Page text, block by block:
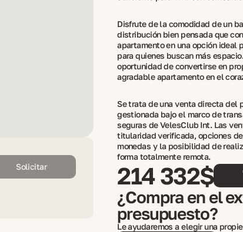
Solicitar
Disfrute de la comodidad de un
distribución bien pensada que
apartamento en una opción ideal
para quienes buscan más
oportunidad de convertirse en
agradable apartamento en el
Se trata de una venta directa del
gestionada bajo el marco de
seguras de VelesClub Int. Las
titularidad verificada, opciones
monedas y la posibilidad de
forma totalmente remota.
214 332$
¿Compra en el
presupuesto?
Le ayudaremos a elegir una